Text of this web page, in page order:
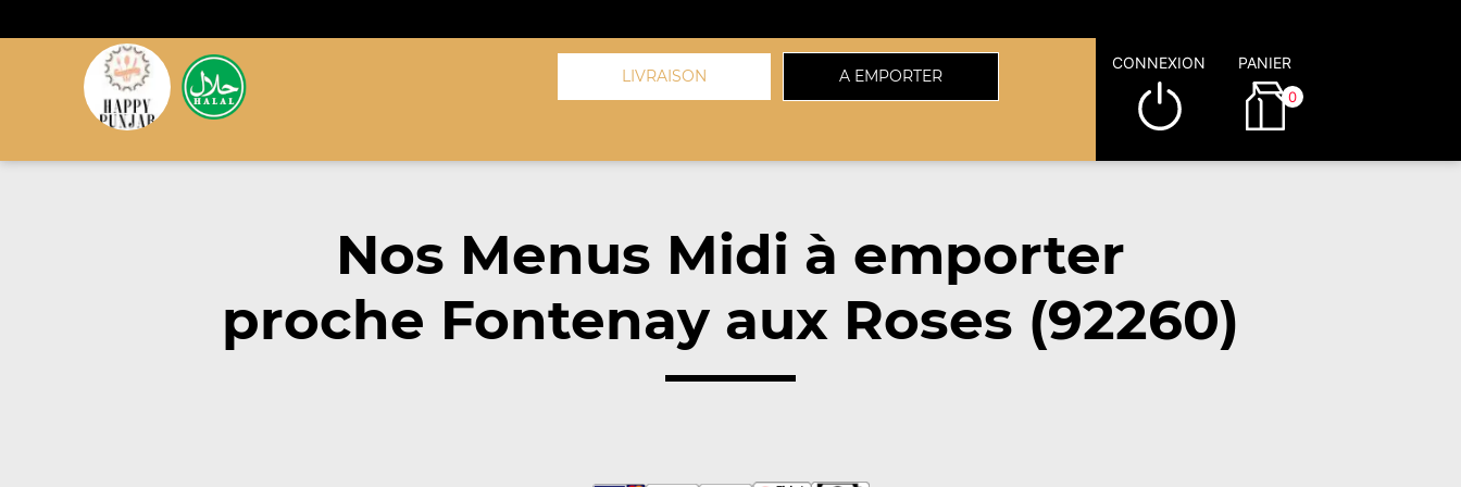
LIVRAISON A EMPORTER
CONNEXION PANIER
0
Nos Menus Midi à emporter
proche Fontenay aux Roses (92260)